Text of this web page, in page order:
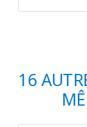
16